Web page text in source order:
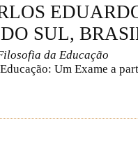
SUL,
da Educação
Um Exame a